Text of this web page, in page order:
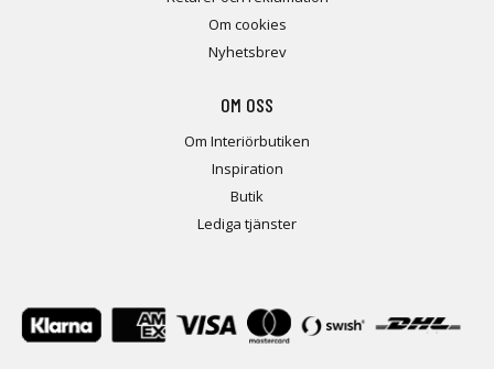
Om cookies
Nyhetsbrev
OM OSS
Om Interiörbutiken
Inspiration
Butik
Lediga tjänster